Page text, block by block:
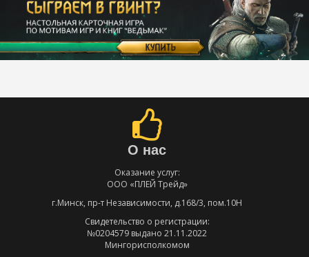
О нас
Оказание услуг:
ООО «ПЛЕЙ Трейд»
г.Минск, пр-т Независимости, д.168/3, пом.10Н
Свидетельство о регистрации:
№0204579 выдано 21.11.2022
Мингорисполкомом